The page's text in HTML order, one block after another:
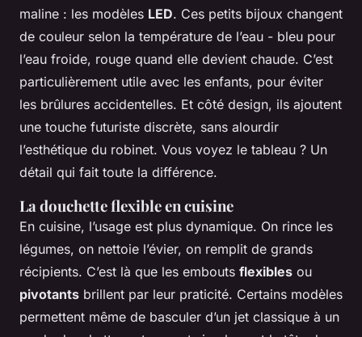
maline : les modèles LED. Ces petits bijoux changent
de couleur selon la température de l’eau - bleu pour
l’eau froide, rouge quand elle devient chaude. C’est
particulièrement utile avec les enfants, pour éviter
les brûlures accidentelles. Et côté design, ils ajoutent
une touche futuriste discrète, sans alourdir
l’esthétique du robinet. Vous voyez le tableau ? Un
détail qui fait toute la différence.
La douchette flexible en cuisine
En cuisine, l’usage est plus dynamique. On rince les
légumes, on nettoie l’évier, on remplit de grands
récipients. C’est là que les embouts flexibles ou
pivotants brillent par leur praticité. Certains modèles
permettent même de basculer d’un jet classique à un